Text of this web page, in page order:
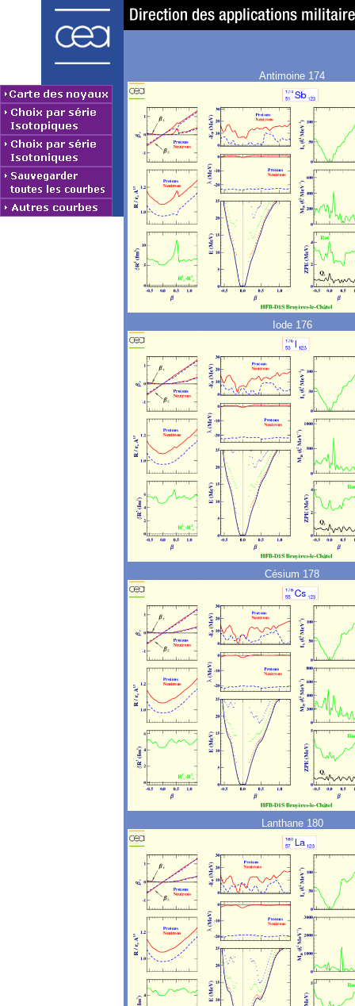
Antimoine 174
Iode 176
Césium 178
Lanthane 180